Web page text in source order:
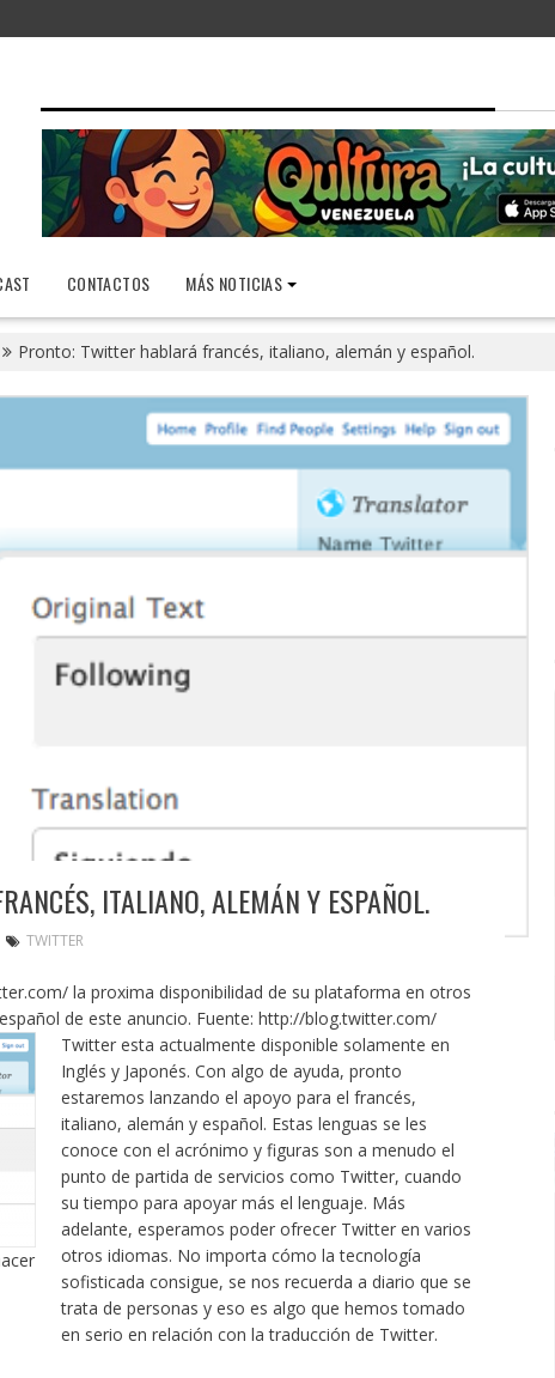
CONTACTOS MÁS NOTICIAS
Pronto: Twitter hablará francés, italiano, alemán y español.
ITALIANO, ALEMÁN Y ESPAÑOL.
TWITTER
la proxima disponibilidad de su plataforma en otros
de este anuncio. Fuente: http://blog.twitter.com/
Twitter esta actualmente disponible solamente en
Inglés y Japonés. Con algo de ayuda, pronto
estaremos lanzando el apoyo para el francés,
italiano, alemán y español. Estas lenguas se les
conoce con el acrónimo y figuras son a menudo el
punto de partida de servicios como Twitter, cuando
su tiempo para apoyar más el lenguaje. Más
adelante, esperamos poder ofrecer Twitter en varios
otros idiomas. No importa cómo la tecnología
sofisticada consigue, se nos recuerda a diario que se
trata de personas y eso es algo que hemos tomado
en serio en relación con la traducción de Twitter.